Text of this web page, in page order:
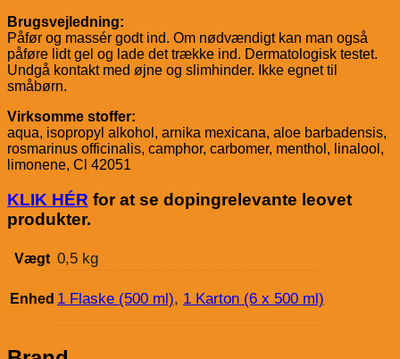
Brugsvejledning:
Påfør og massér godt ind. Om nødvændigt kan man også
påføre lidt gel og lade det trække ind. Dermatologisk testet.
Undgå kontakt med øjne og slimhinder. Ikke egnet til
småbørn.
Virksomme stoffer:
aqua, isopropyl alkohol, arnika mexicana, aloe barbadensis,
rosmarinus officinalis, camphor, carbomer, menthol, linalool,
limonene, Cl 42051
KLIK HÉR for at se dopingrelevante leovet
produkter.
Vægt 0,5 kg
Enhed 1 Flaske (500 ml), 1 Karton (6 x 500 ml)